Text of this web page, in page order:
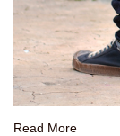
Read More